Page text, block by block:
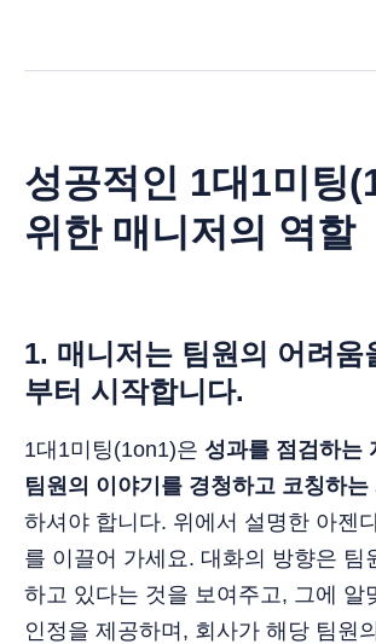
성공적인 1대1미팅
위한 매니저의 역할
1. 매니저는 팀원의 어려움
부터 시작합니다.
1대1미팅(1on1)은 성과를 점검하는
팀원의 이야기를 경청하고 코칭하는
하셔야 합니다. 위에서 설명한 아젠
를 이끌어 가세요. 대화의 방향은 팀
하고 있다는 것을 보여주고, 그에 알
인정을 제공하며, 회사가 해당 팀원